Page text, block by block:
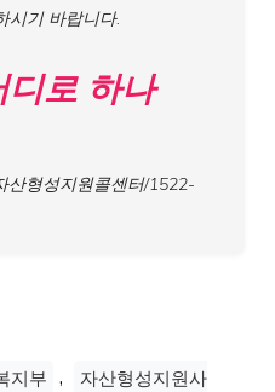
시기 바랍니다.
디로 하나
산형성지원콜센터/1522-
지부 ,
자산형성지원사